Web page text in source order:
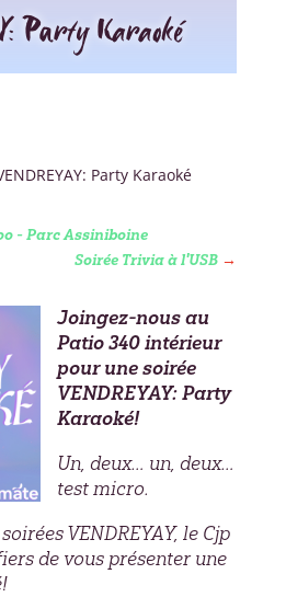
Party Karaoké
Party Karaoké
- Parc Assiniboine
Soirée Trivia à l'USB →
Joingez-nous au
Patio 340 intérieur
pour une soirée
VENDREYAY: Party
Karaoké!
Un, deux… un, deux…
test micro.
VENDREYAY, le Cjp
de vous présenter une